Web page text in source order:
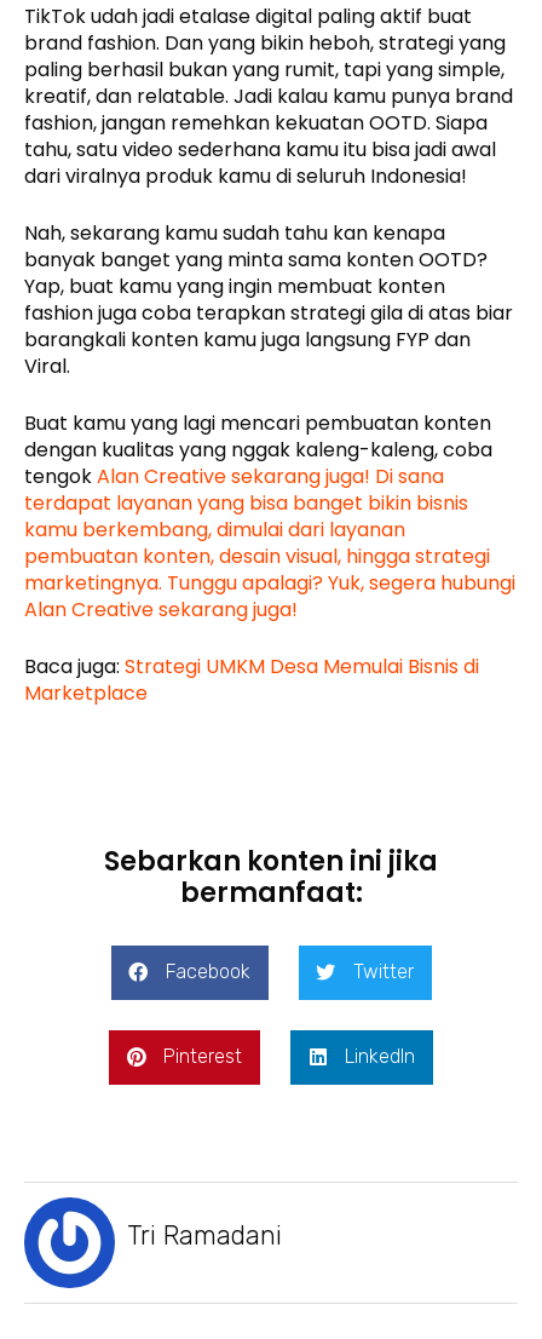
TikTok udah jadi etalase digital paling aktif buat
brand fashion. Dan yang bikin heboh, strategi yang
paling berhasil bukan yang rumit, tapi yang simple,
kreatif, dan relatable. Jadi kalau kamu punya brand
fashion, jangan remehkan kekuatan OOTD. Siapa
tahu, satu video sederhana kamu itu bisa jadi awal
dari viralnya produk kamu di seluruh Indonesia!
Nah, sekarang kamu sudah tahu kan kenapa
banyak banget yang minta sama konten OOTD?
Yap, buat kamu yang ingin membuat konten
fashion juga coba terapkan strategi gila di atas biar
barangkali konten kamu juga langsung FYP dan
Viral.
Buat kamu yang lagi mencari pembuatan konten
dengan kualitas yang nggak kaleng-kaleng, coba
tengokAlan Creative sekarang juga! Di sana
terdapat layanan yang bisa banget bikin bisnis
kamu berkembang, dimulai dari layanan
pembuatan konten, desain visual, hingga strategi
marketingnya. Tunggu apalagi? Yuk, segera hubungi
Alan Creative sekarang juga!
Baca juga: Strategi UMKM Desa Memulai Bisnis di
Marketplace
Sebarkan konten ini jika
bermanfaat:
Facebook Twitter
Pinterest LinkedIn
Tri Ramadani